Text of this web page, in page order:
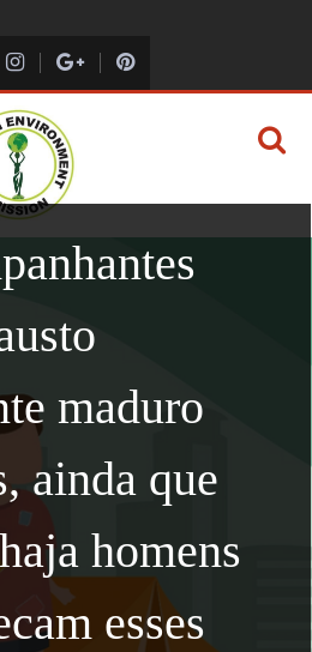
MISSION
A HEALTHY YOU
maduro
ainda que
homens
esses